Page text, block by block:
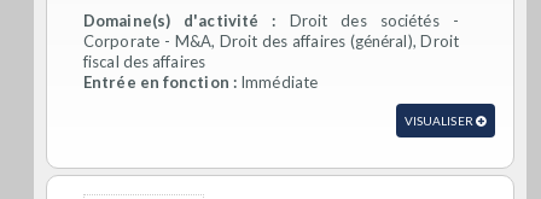
Domaine(s) d'activité : Droit des sociétés -
Corporate - M&A, Droit des affaires (général), Droit
fiscal des affaires
Entrée en fonction : Immédiate
VISUALISER